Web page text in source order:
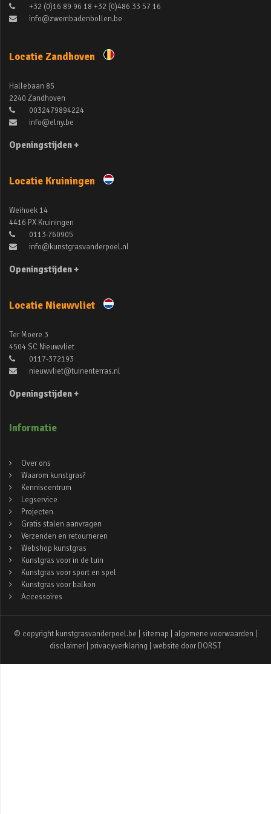
+32 (0)16 89 96 18 +32 (0)486 33 57 16
info@zwembadenbollen.be
Locatie Zandhoven
Hallebaan 85
2240 Zandhoven
0032479894224
info@elny.be
Openingstijden +
Locatie Kruiningen
Weihoek 14
4416 PX Kruiningen
0113-760905
info@kunstgrasvanderpoel.nl
Openingstijden +
Locatie Nieuwvliet
Ter Moere 3
4504 SC Nieuwvliet
0117-372193
nieuwvliet@tuinenterras.nl
Openingstijden +
Informatie
Over ons
Waarom kunstgras?
Kenniscentrum
Legservice
Projecten
Gratis stalen aanvragen
Verzenden en retourneren
Webshop kunstgras
Kunstgras voor in de tuin
Kunstgras voor sport en spel
Kunstgras voor balkon
Accessoires
© copyright kunstgrasvanderpoel.be | sitemap algemene voorwaarden
disclaimer
privacyverklaring | website door DORST